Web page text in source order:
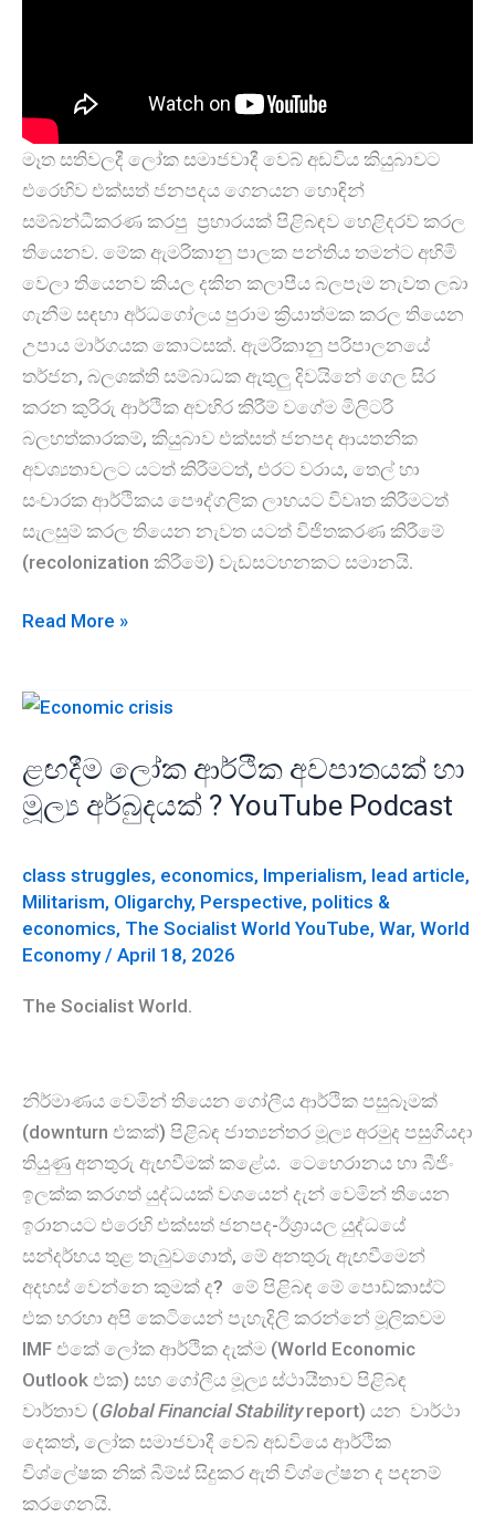
මෑත සතිවලදී ලෝක සමාජවාදී වෙබ් අඩවිය කියුබාවට
එරෙහිව එක්සත් ජනපදය ගෙනයන හොඳින්
සම්බන්ධීකරණ කරපු ප්‍රහාරයක් පිළිබඳව හෙළිදරව් කරල
තියෙනව. මේක ඇමරිකානු පාලක පන්තිය තමන්ට අහිමි
වෙලා තියෙනව කියල දකින කලාපීය බලපෑම නැවත ලබා
ගැනීම සඳහා අර්ධගෝලය පුරාම ක්‍රියාත්මක කරල තියෙන
උපාය මාර්ගයක කොටසක්. ඇමරිකානු පරිපාලනයේ
තර්ජන, බලශක්ති සම්බාධක ඇතුලු දිවයිනේ ගෙල සිර
කරන කුරිරු ආර්ථික අවහිර කිරීම් වගේම මිලිටරි
බලහත්කාරකම්, කියුබාව එක්සත් ජනපද ආයතනික
අවශ්‍යතාවලට යටත් කිරීමටත්, එරට වරාය, තෙල් හා
සංචාරක ආර්ථිකය පෞද්ගලික ලාභයට විවෘත කිරීමටත්
සැලසුම් කරල තියෙන නැවත යටත් විජිතකරණ කිරීමේ
(recolonization කිරීමේ) වැඩසටහනකට සමානයි.
කියුබාවට
ඇමරිකානු
නව-
යටත්විජිත
-
YouTube
Podcast
Read More »
ළඟදීම ලෝක ආර්ථික අවපාතයක් හා
මූල්‍ය අර්බුදයක් ? YouTube Podcast
class struggles, economics, Imperialism, lead article,
Militarism, Oligarchy, Perspective, politics &
economics, The Socialist World YouTube, War, World
Economy/ April 18, 2026
The Socialist World.
නිර්මාණය වෙමින් තියෙන ගෝලීය ආර්ථික පසුබෑමක්
(downturn එකක්) පිළිබඳ ජාත්‍යන්තර මූල්‍ය අරමුද පසුගියදා
තියුණු අනතුරු ඇඟවීමක් කළේය. ටෙහෙරානය හා බීජිං
ඉලක්ක කරගත් යුද්ධයක් වශයෙන් දැන් වෙමින් තියෙන
ඉරානයට එරෙහි එක්සත් ජනපද-ඊශ්‍රායල යුද්ධයේ
සන්දර්භය තුළ තැබුවගොත්, මේ අනතුරු ඇඟවීමෙන්
අදහස් වෙන්නෙ කුමක් ද? මේ පිළිබඳ මේ පොඩ්කාස්ට්
එක හරහා අපි කෙටියෙන් පැහැදිලි කරන්නේ මූලිකවම
IMF එකේ ලෝක ආර්ථික දැක්ම (World Economic
Outlook එක) සහ ගෝලීය මූල්‍ය ස්ථායීතාව පිළිබඳ
වාර්තාව (Global Financial Stabilityreport) යන වාර්ථා
දෙකත්, ලෝක සමාජවාදී වෙබ් අඩවියෙ ආර්ථික
විශ්ලේෂක නික් බීම්ස් සිදුකර ඇති විශ්ලේෂන ද පදනම්
කරගෙනයි.